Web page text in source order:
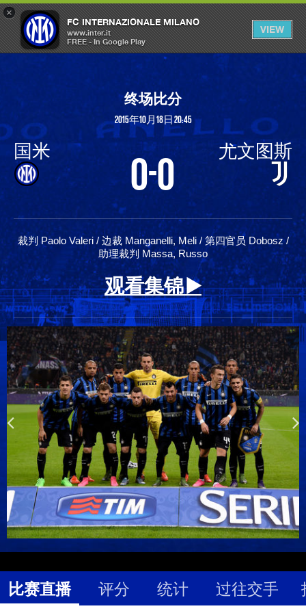
×
FC INTERNAZIONALE MILANO
www.inter.it
FREE - In Google Play
VIEW
OPEN
MENU
终场比分
2015年10月18日 20:45
国米 0-0 尤文图斯
裁判 Paolo Valeri / 边裁 Manganelli, Meli / 第四官员 Dobosz /
助理裁判 Massa, Russo
观看集锦 ▶️
比赛直播 评分 统计 过往交手